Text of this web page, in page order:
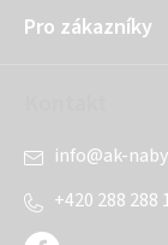
Pro zákazníky
info@ak-
+420 288 288